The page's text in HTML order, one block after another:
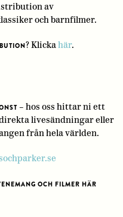
av
och barnfilmer.
? Klickahär.
– hos oss hittar ni ett
livesändningar eller
från hela världen.
OCH FILMER HÄR